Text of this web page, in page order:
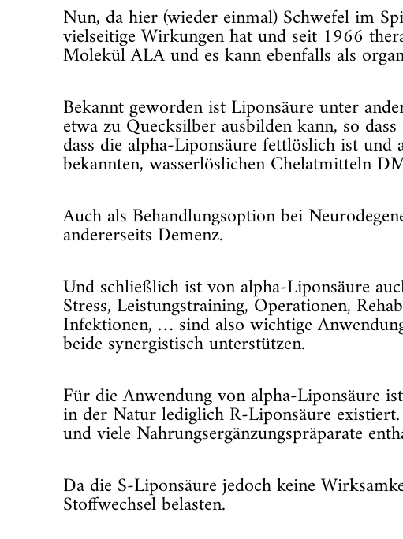
Nun, da hier (wieder einmal) Schwefel im
vielseitige Wirkungen hat und seit 1966
Molekül ALA und es kann ebenfalls als
Bekannt geworden ist Liponsäure unter
etwa zu Quecksilber ausbilden kann, so
dass die alpha-Liponsäure fettlöslich ist
bekannten, wasserlöslichen Chelatmitteln
Auch als Behandlungsoption bei
andererseits Demenz.
Und schließlich ist von alpha-Liponsäure
Stress, Leistungstraining, Operationen,
Infektionen, … sind also wichtige
beide synergistisch unterstützen.
Für die Anwendung von alpha-Liponsäure
in der Natur lediglich R-Liponsäure
und viele Nahrungsergänzungspräparate
Da die S-Liponsäure jedoch keine
Stoffwechsel belasten.